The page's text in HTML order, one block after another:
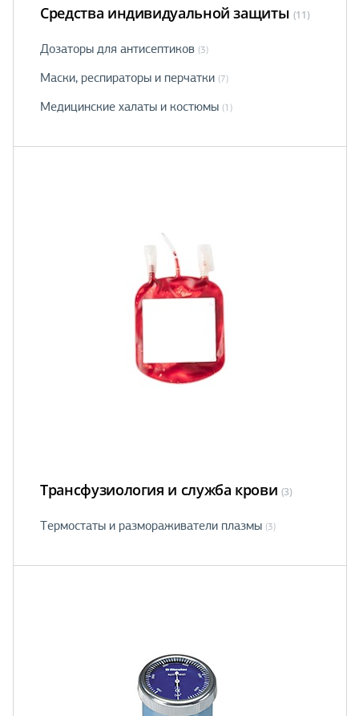
Средства индивидуальной защиты (11)
Дозаторы для антисептиков (3)
Маски, рeспираторы и перчатки (7)
Медицинские халаты и костюмы (1)
Трансфузиология и служба крови (3)
Термостаты и размораживатели плазмы (3)